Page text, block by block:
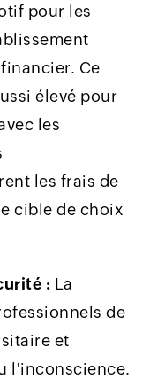
pour les
Ce
élevé pour
les
les frais de
cible de choix
: La
de
et
l'inconscience.